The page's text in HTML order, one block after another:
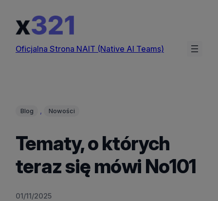
treści
Oficjalna Strona NAIT (Native AI Teams)
Blog , Nowości
Tematy, o których
teraz się mówi No101
01/11/2025